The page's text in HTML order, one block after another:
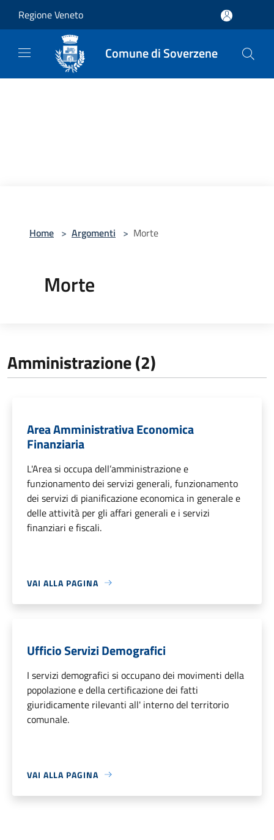
Regione Veneto
Comune di Soverzene
Home > Argomenti > Morte
Morte
Amministrazione (2)
Area Amministrativa Economica
Finanziaria
L'Area si occupa dell’amministrazione e
funzionamento dei servizi generali, funzionamento
dei servizi di pianificazione economica in generale e
delle attività per gli affari generali e i servizi
finanziari e fiscali.
VAI ALLA PAGINA
Ufficio Servizi Demografici
I servizi demografici si occupano dei movimenti della
popolazione e della certificazione dei fatti
giuridicamente rilevanti all' interno del territorio
comunale.
VAI ALLA PAGINA